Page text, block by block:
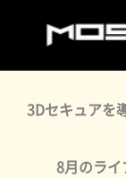
3Dセキュアを
8月のラ